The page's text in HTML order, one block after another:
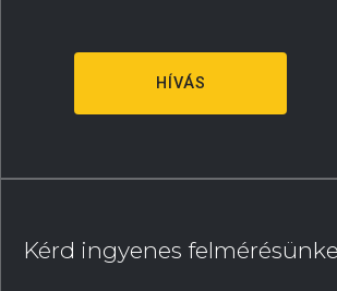
HÍVÁS
Kérd ingyenes